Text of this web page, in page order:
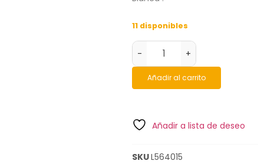
11 disponibles
- +
Añadir al carrito
Añadir a lista de deseo
SKUL564015